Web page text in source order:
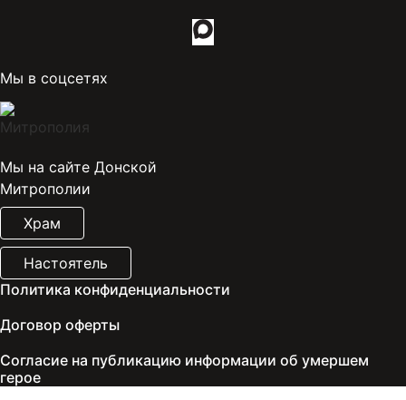
Мы в соцсетях
Мы на сайте Донской
Митрополии
Храм
Настоятель
Политика конфиденциальности
Договор оферты
Согласие на публикацию информации об умершем
герое